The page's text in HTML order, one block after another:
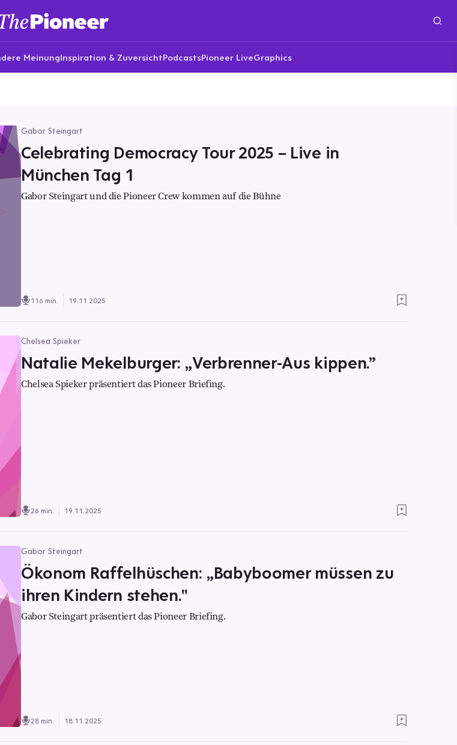
MeinungInspiration & ZuversichtPodcastsPioneer LiveGraphics
Gabor Steingart
Celebrating Democracy Tour 2025 – Live in
München Tag 1
Gabor Steingart und die Pioneer Crew kommen auf die Bühne
116 min. 19.11.2025
Chelsea Spieker
Natalie Mekelburger: „Verbrenner-Aus kippen.”
Chelsea Spieker präsentiert das Pioneer Briefing.
26 min. 19.11.2025
Gabor Steingart
Ökonom Raffelhüschen: „Babyboomer müssen zu
ihren Kindern stehen."
Gabor Steingart präsentiert das Pioneer Briefing.
28 min. 18.11.2025